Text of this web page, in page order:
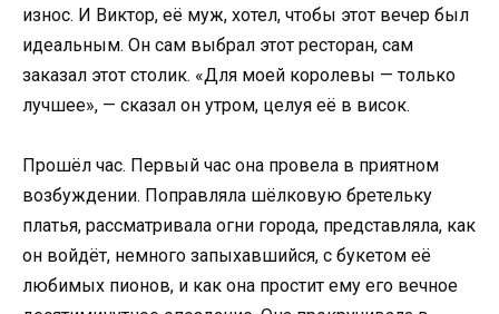
износ. И Виктор, её муж, хотел, чтобы этот вечер был
идеальным. Он сам выбрал этот ресторан, сам
заказал этот столик. «Для моей королевы — только
лучшее», — сказал он утром, целуя её в висок.
Прошёл час. Первый час она провела в приятном
возбуждении. Поправляла шёлковую бретельку
платья, рассматривала огни города, представляла, как
он войдёт, немного запыхавшийся, с букетом её
любимых пионов, и как она простит ему его вечное